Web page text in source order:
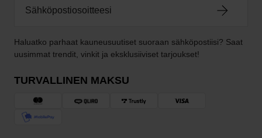
Haluatko parhaat kauneusuutiset suoraan sähköpostiisi? Saat
uusimmat trendit, vinkit ja eksklusiiviset tarjoukset!
TURVALLINEN MAKSU